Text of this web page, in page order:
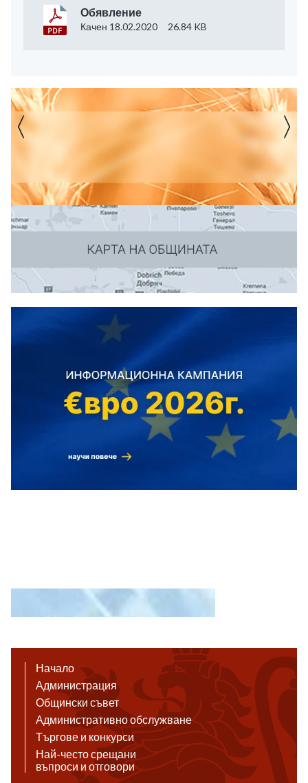
Обявление
Качен 18.02.2020 26.84 KB
Начало
Администрация
Общински съвет
Административно обслужване
Търгове и конкурси
Най-често срещани
въпроси и отговори